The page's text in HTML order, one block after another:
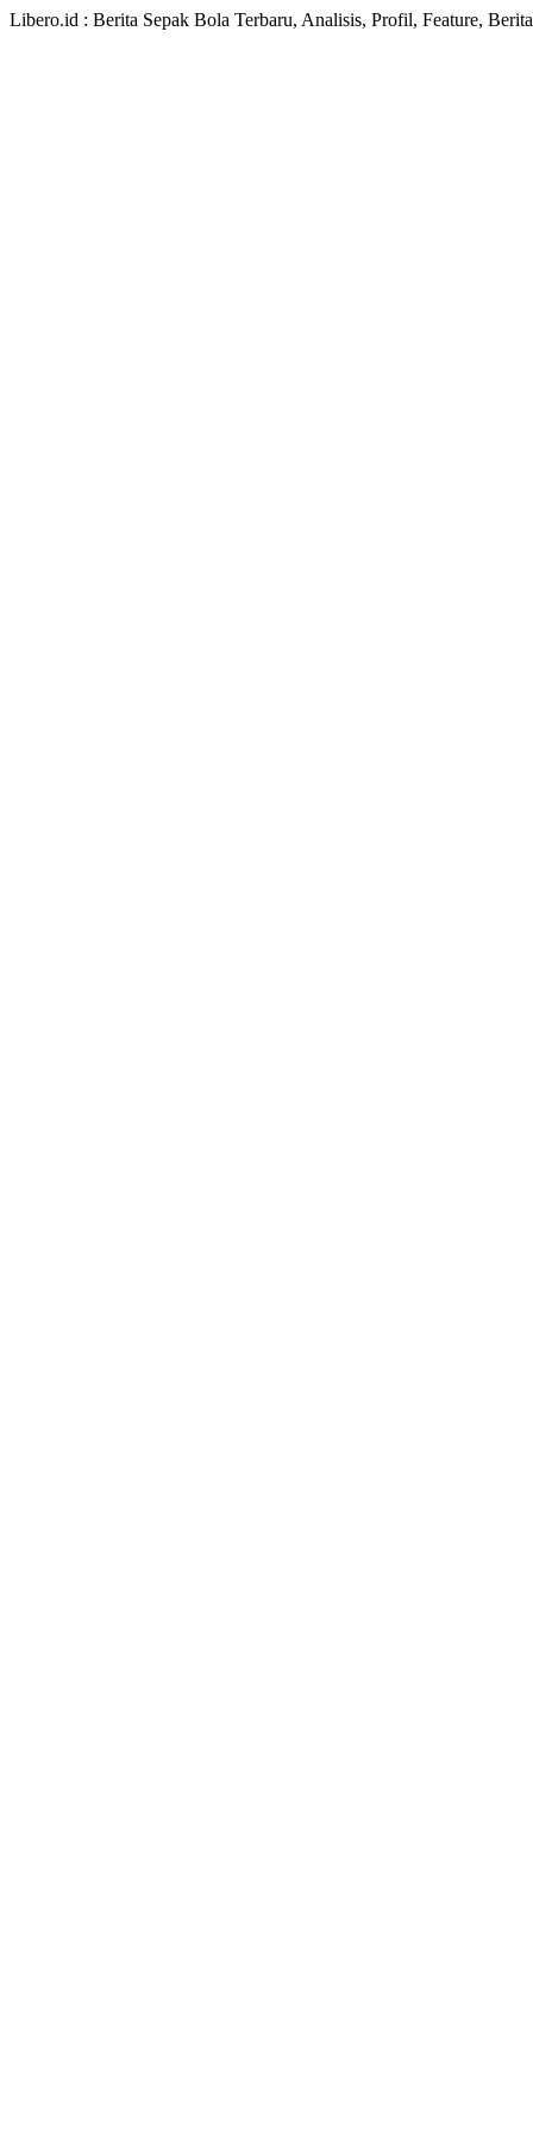
Libero.id : Berita Sepak Bola Terbaru, Analisis, Profil, Feature,